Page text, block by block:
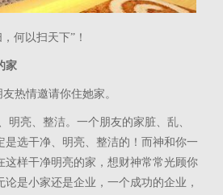
以扫天下”！
家
友热情邀请你住她家。
亮、整洁。一个朋友的家脏、乱、
是选干净、明亮、整洁的！而神和你一
这样干净明亮的家，想财神常常光顾你
是小家还是企业，一个成功的企业，